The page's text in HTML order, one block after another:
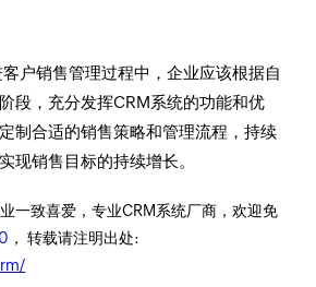
户销售管理过程中，企业应该根据自
段，充分发挥CRM系统的功能和优
制合适的销售策略和管理流程，持续
现销售目标的持续增长。
一致喜爱，专业CRM系统厂商，欢迎免
， 转载请注明出处: